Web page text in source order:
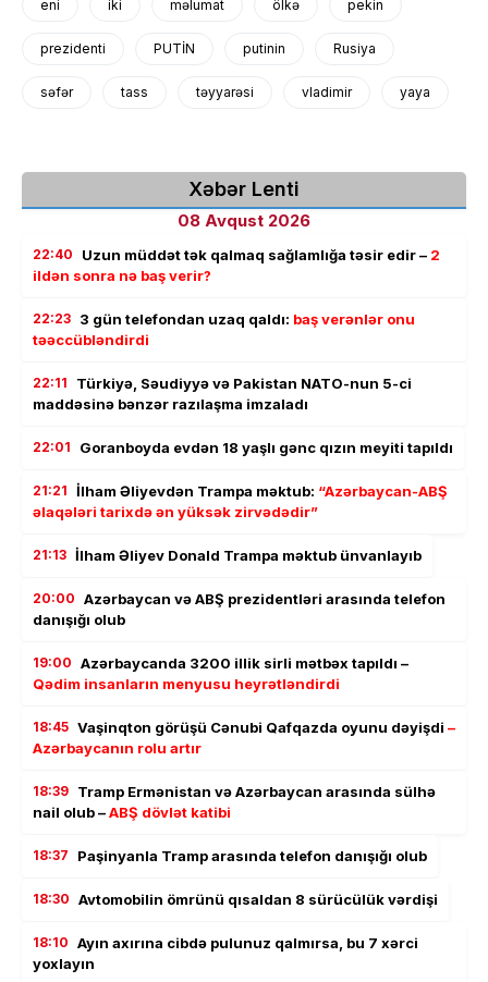
eni iki məlumat ölkə pekin
prezidenti PUTİN putinin Rusiya
səfər tass təyyarəsi vladimir yaya
Xəbər Lenti
08 Avqust 2026
22:40 Uzun müddət tək qalmaq sağlamlığa təsir edir – 2
ildən sonra nə baş verir?
22:23 3 gün telefondan uzaq qaldı: baş verənlər onu
təəccübləndirdi
22:11
Türkiyə, Səudiyyə və Pakistan NATO-nun 5-ci
maddəsinə bənzər razılaşma imzaladı
22:01 Goranboyda evdən 18 yaşlı gənc qızın meyiti tapıldı
21:21 İlham Əliyevdən Trampa məktub: “Azərbaycan-ABŞ
əlaqələri tarixdə ən yüksək zirvədədir”
21:13 İlham Əliyev Donald Trampa məktub ünvanlayıb
20:00 Azərbaycan və ABŞ prezidentləri arasında telefon
danışığı olub
19:00 Azərbaycanda 3200 illik sirli mətbəx tapıldı –
Qədim insanların menyusu heyrətləndirdi
18:45 Vaşinqton görüşü Cənubi Qafqazda oyunu dəyişdi –
Azərbaycanın rolu artır
18:39 Tramp Ermənistan və Azərbaycan arasında sülhə
nail olub –ABŞ dövlət katibi
18:37 Paşinyanla Tramp arasında telefon danışığı olub
18:30 Avtomobilin ömrünü qısaldan 8 sürücülük vərdişi
18:10 Ayın axırına cibdə pulunuz qalmırsa, bu 7 xərci
yoxlayın